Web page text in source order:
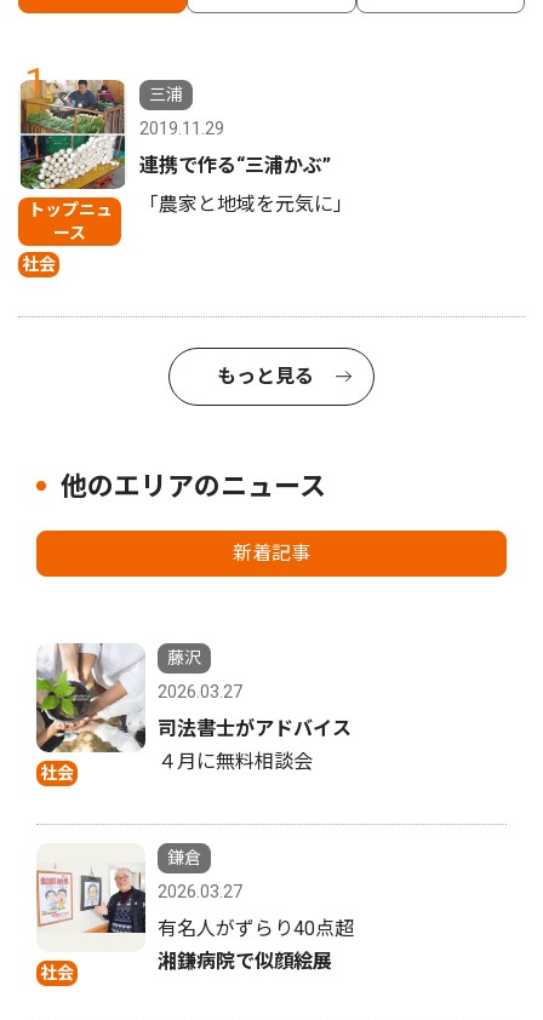
1
トップニュ
ース
社会
三浦
2019.11.29
連携で作る“三浦かぶ”
「農家と地域を元気に」
もっと見る
他のエリアのニュース
新着記事
社会
藤沢
2026.03.27
司法書士がアドバイス
４月に無料相談会
社会
鎌倉
2026.03.27
有名人がずらり40点超
湘鎌病院で似顔絵展